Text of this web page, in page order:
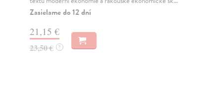
Zasielame do 12 dní
21,15 €
23,50 € ?